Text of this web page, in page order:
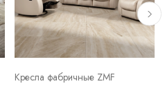
Кресла фабричные ZMF